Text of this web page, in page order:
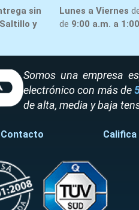
sin
y
Lunes a Viernes
de 9:00 a.m. a
Somos una empresa
electrónico con más de
de alta, media y baja
Contacto